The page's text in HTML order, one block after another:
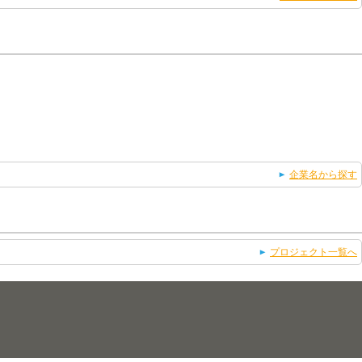
企業名から探す
プロジェクト一覧へ